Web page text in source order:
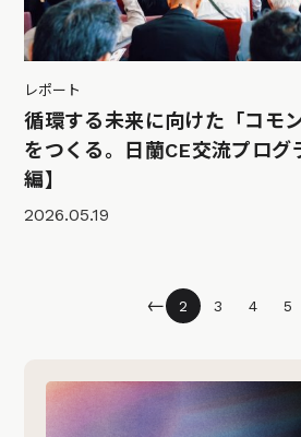
レポート
循環する未来に向けた「コモ
をつくる。日蘭CE交流プログ
編】
2026.05.19
← 2 3 4 5